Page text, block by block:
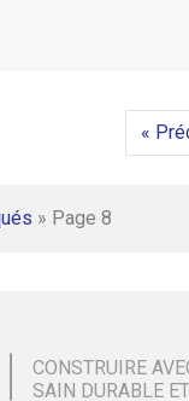
«
» Page 8
CONSTRUIRE
SAIN DURABLE